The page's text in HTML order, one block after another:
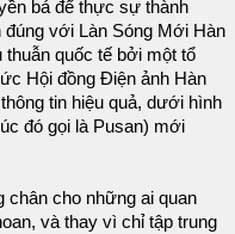
bá để thực sự thành
với Làn Sóng Mới Hàn
quốc tế bởi một tổ
Hội đồng Điện ảnh Hàn
tin hiệu quả, dưới hình
đó gọi là Pusan) mới
chân cho những ai quan
và thay vì chỉ tập trung